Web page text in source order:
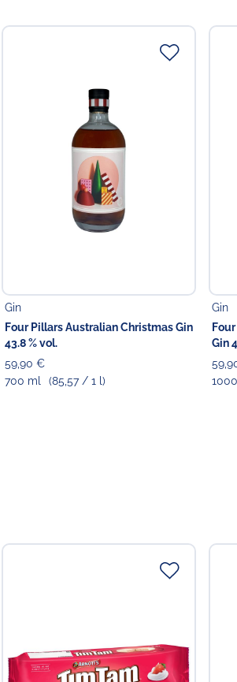
einen Gin & Tonic mit dem Ambition Tonic
keine Abgabe an Personen unter 18
per DHL-Ident-Check.)
Lebensmittelunternehmer
& Non-Food GmbH
Gin
Four Pillars Australian Christmas Gin
43.8 % vol.
59,90 €
700 ml
(85,57 / 1 l)
Gin
Gin